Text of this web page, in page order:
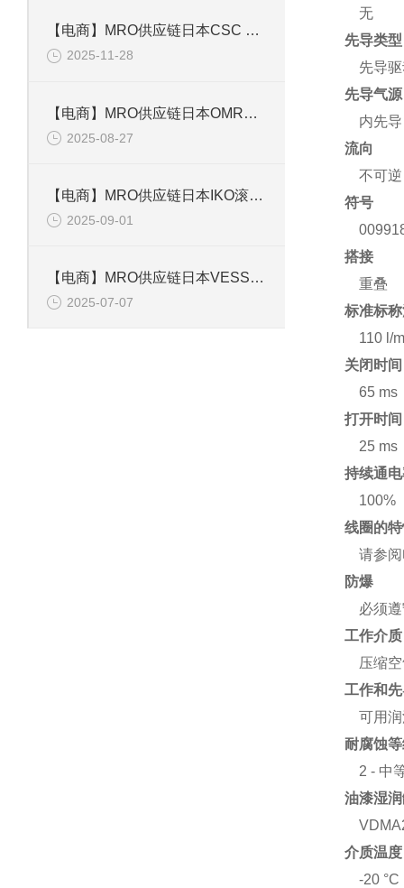
【电商】MRO供应链日本CSC 手电筒CSPV-A
2025-11-28
【电商】MRO供应链日本OMRON欧姆龙 计数器 H7EC-N
2025-08-27
【电商】MRO供应链日本IKO滚子导轨单元 MAGT4C1R25
2025-09-01
【电商】MRO供应链日本VESSEL气动螺丝刀 GT-P6.5D
2025-07-07
无
先导类型
先导
先导气源
内先导
流向
不可逆
符号
搭接
重叠
标准标
110 l/
关闭时间
65 ms
打开时间
25 ms
持续通
100%
线圈的
请参
防爆
必须
工作介质
压缩
工作和
可用
耐腐蚀
2 - 中
油漆湿
介质温度
-20 °C